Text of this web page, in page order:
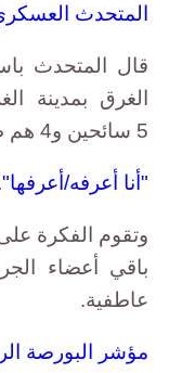
المتحدث
قال المتحدث
5 سائحين و4 هم طاقم القارب.
"أنا أعرفه/
وتقوم الفكرة
باقي أعضاء
عاطفية.
مؤشر البورصة الرئيسي يخسر